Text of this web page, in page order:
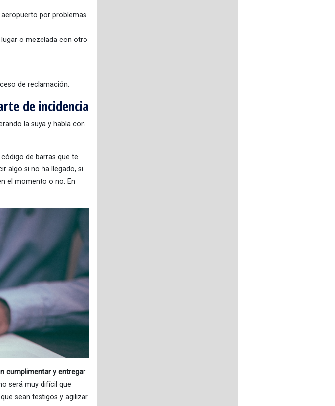
por problemas
o mezclada con otro
de reclamación.
de incidencia
la suya y habla con
de barras que te
algo si no ha llegado, si
el momento o no. En
cumplimentar y entregar
será muy difícil que
sean testigos y agilizar